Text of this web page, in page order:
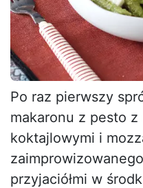
Po raz pierwszy
makaronu z pesto
koktajlowymi i
przyjaciółmi w